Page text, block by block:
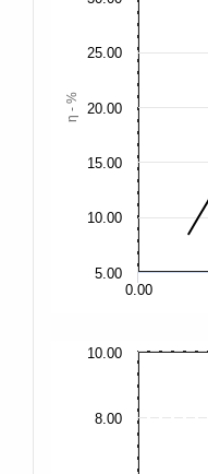
η - %
0.00
5.00
10.00
15.00
20.00
25.00
8.00
10.00